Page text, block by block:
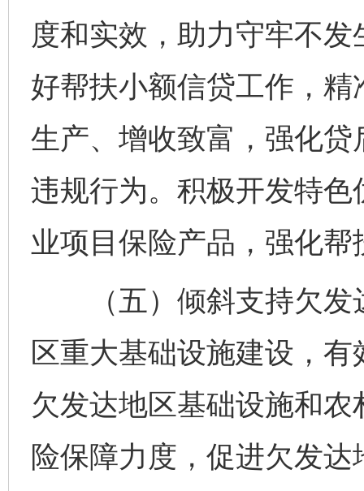
度和实效，助力守牢不
好帮扶小额信贷工作，
生产、增收致富，强化贷
违规行为。积极开发特
业项目保险产品，强化
（五）倾斜支持欠发
区重大基础设施建设，
欠发达地区基础设施和
险保障力度，促进欠发